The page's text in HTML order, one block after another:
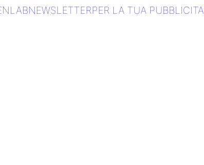
NEWSLETTERPER LA TUA PUBBLICITA